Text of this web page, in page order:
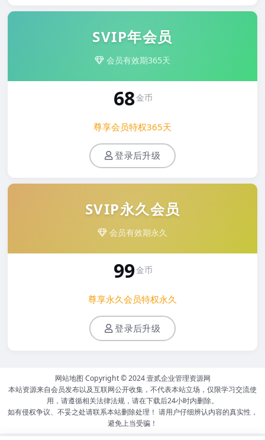
SVIP年会员
会员有效期365天
68金币
尊享会员特权365天
登录后升级
SVIP永久会员
会员有效期永久
99金币
尊享永久会员特权永久
登录后升级
网站地图 Copyright © 2024壹贰企业管理资源网
本站资源来自会员发布以及互联网公开收集，不代表本站立场，仅限学习交流使
用，请遵循相关法律法规，请在下载后24小时内删除。
如有侵权争议、不妥之处请联系本站删除处理！ 请用户仔细辨认内容的真实性，
避免上当受骗！